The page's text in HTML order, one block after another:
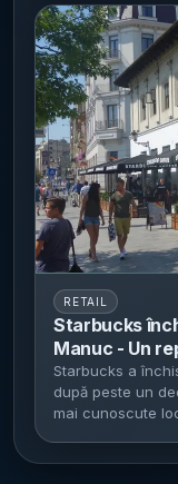
RETAIL
Starbucks
Manuc - Un
după 12 ani
Starbucks a
după peste un
mai cunoscute